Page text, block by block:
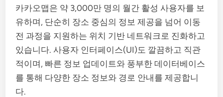
카카오맵은 약 3,000만 명의 월간 활성 사용자를 보
유하며, 단순히 장소 중심의 정보 제공을 넘어 이동
전 과정을 지원하는 위치 기반 네트워크로 진화하고
있습니다. 사용자 인터페이스(UI)도 깔끔하고 직관
적이며, 빠른 정보 업데이트와 풍부한 데이터베이스
를 통해 다양한 장소 정보와 경로 안내를 제공합니
다.